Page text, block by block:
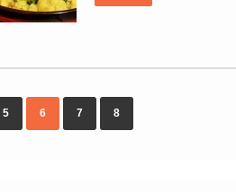
5 6 7 8